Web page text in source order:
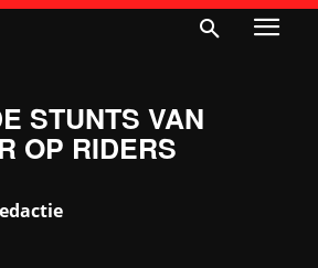
STUNTS VAN
OP RIDERS